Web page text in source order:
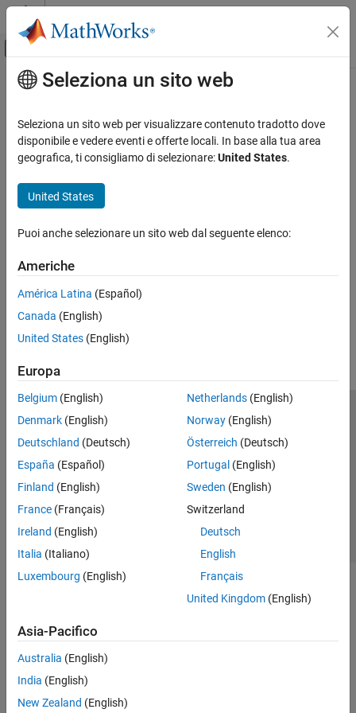
Vai al contenuto
Attiva/disattiva menu di navigazione
Pagina iniziale della documentazione
Contenuto principale
Seleziona un sito web
Seleziona un sito web per visualizzare contenuto tradotto dove
disponibile e vedere eventi e offerte locali. In base alla tua area
geografica, ti consigliamo di selezionare:United States.
United States
Puoi anche selezionare un sito web dal seguente elenco:
Americhe
América Latina (Español)
Canada (English)
United States (English)
Europa
Belgium (English)
Denmark (English)
Deutschland (Deutsch)
España (Español)
Finland (English)
France (Français)
Ireland (English)
Italia (Italiano)
Luxembourg (English)
Netherlands(English)
Norway(English)
Österreich (Deutsch)
Portugal (English)
Sweden (English)
Switzerland
Deutsch
English
Français
United Kingdom(English)
Asia-Pacifico
Australia (English)
India (English)
New Zealand (English)
Centro di fiducia
Informativa sulla privacy
Antipirateria
Stato dell'applicazione
Contatti
© 1994-2026 The MathWorks, Inc.